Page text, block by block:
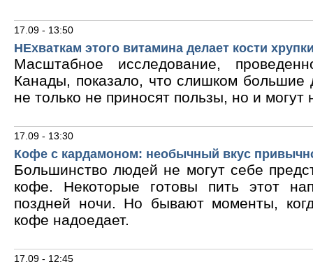
17.09 - 13:50
НЕхваткам этого витамина делает кости
Масштабное исследование,
Канады, показало, что слишком большие
не только не приносят пользы, но и могут
17.09 - 13:30
Кофе с кардамоном: необычный вкус
Большинство людей не могут себе
кофе. Некоторые готовы пить этот
поздней ночи. Но бывают моменты,
кофе надоедает.
17.09 - 12:45